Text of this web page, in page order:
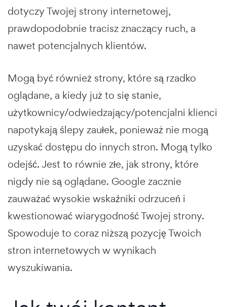
dotyczy Twojej strony internetowej,
prawdopodobnie tracisz znaczący ruch, a
nawet potencjalnych klientów.
Mogą być również strony, które są rzadko
oglądane, a kiedy już to się stanie,
użytkownicy/odwiedzający/potencjalni klienci
napotykają ślepy zaułek, ponieważ nie mogą
uzyskać dostępu do innych stron. Mogą tylko
odejść. Jest to równie złe, jak strony, które
nigdy nie są oglądane. Google zacznie
zauważać wysokie wskaźniki odrzuceń i
kwestionować wiarygodność Twojej strony.
Spowoduje to coraz niższą pozycję Twoich
stron internetowych w wynikach
wyszukiwania.